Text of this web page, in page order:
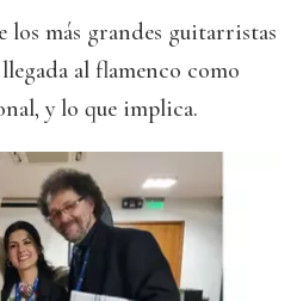
más grandes guitarristas
al flamenco como
y lo que implica.